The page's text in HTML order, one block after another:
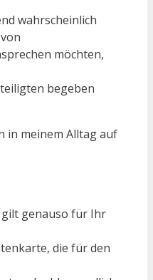
wahrscheinlich
möchten,
begeben
in meinem Alltag auf
gilt genauso für Ihr
die für den